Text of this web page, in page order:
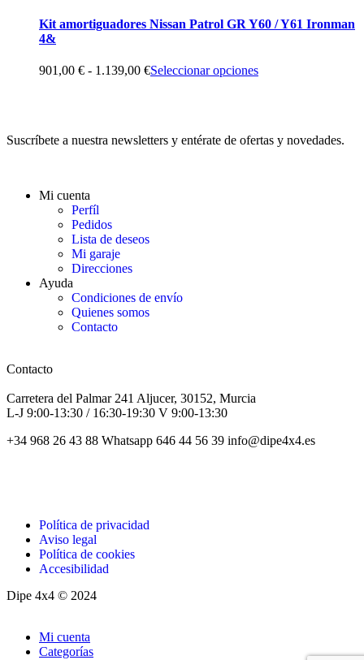
Kit amortiguadores Nissan Patrol GR Y60 / Y61 Ironman
4&
901,00 € - 1.139,00 €Seleccionar opciones
Suscríbete a nuestra newsletters y entérate de ofertas y novedades.
Mi cuenta
Perfíl
Pedidos
Lista de deseos
Mi garaje
Direcciones
Ayuda
Condiciones de envío
Quienes somos
Contacto
Contacto
Carretera del Palmar 241 Aljucer, 30152, Murcia
L-J 9:00-13:30 / 16:30-19:30 V 9:00-13:30
+34 968 26 43 88 Whatsapp 646 44 56 39 info@dipe4x4.es
Política de privacidad
Aviso legal
Política de cookies
Accesibilidad
Dipe 4x4 © 2024
Mi cuenta
Categorías